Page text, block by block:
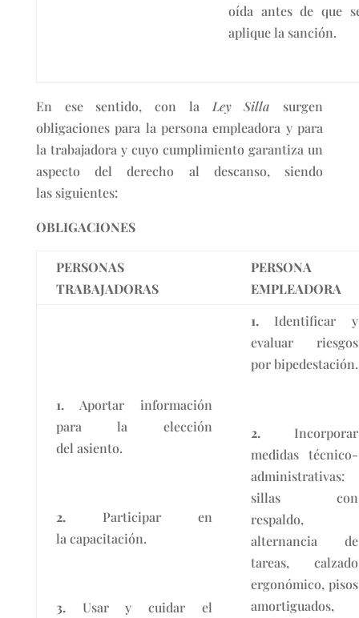
oída antes de que
aplique la sanción.
En ese sentido, con la Ley Silla surgen
obligaciones para la persona empleadora y para
la trabajadora y cuyo cumplimiento garantiza un
aspecto del derecho al descanso, siendo
las siguientes:
OBLIGACIONES
PERSONAS
TRABAJADORAS
PERSONA
EMPLEADORA
1.Aportar información
para la elección
del asiento.
2.Participar en
la capacitación.
3.Usar y cuidar el
1.Identificar y
evaluar riesgos
por bipedestación.
2.Incorporar
medidas técnico-
administrativas:
sillas con
respaldo,
alternancia de
tareas, calzado
ergonómico, pisos
amortiguados,